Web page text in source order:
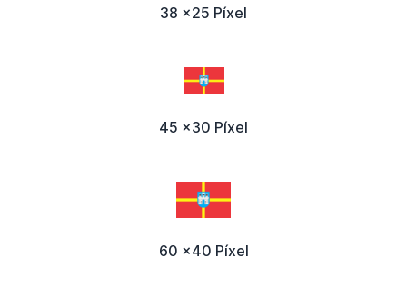
38 x25 Píxel
45 x30 Píxel
60 x40 Píxel